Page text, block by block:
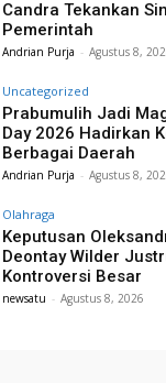
Candra Tekankan
Pemerintah
Andrian Purja - Agustus 8,
Uncategorized
Prabumulih Jadi
Day 2026 Hadirkan
Berbagai Daerah
Andrian Purja - Agustus 8,
Olahraga
Keputusan
Deontay Wilder
Kontroversi Besar
newsatu - Agustus 8, 2026